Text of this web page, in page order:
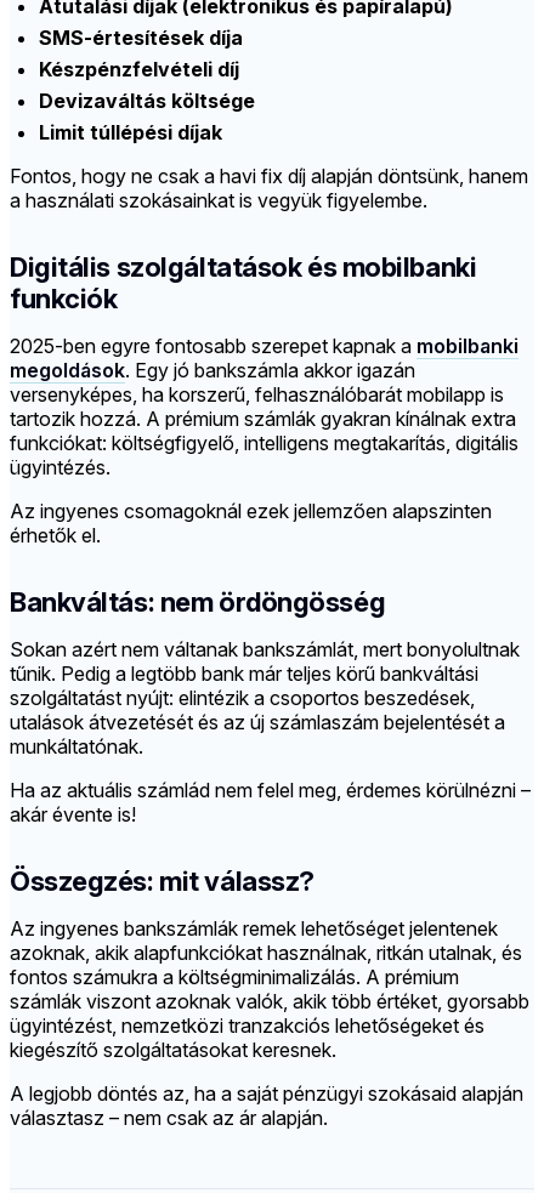
Átutalási díjak (elektronikus és papíralapú)
SMS-értesítések díja
Készpénzfelvételi díj
Devizaváltás költsége
Limit túllépési díjak
Fontos, hogy ne csak a havi fix díj alapján döntsünk, hanem
a használati szokásainkat is vegyük figyelembe.
Digitális szolgáltatások és mobilbanki
funkciók
2025-ben egyre fontosabb szerepet kapnak a mobilbanki
megoldások. Egy jó bankszámla akkor igazán
versenyképes, ha korszerű, felhasználóbarát mobilapp is
tartozik hozzá. A prémium számlák gyakran kínálnak extra
funkciókat: költségfigyelő, intelligens megtakarítás, digitális
ügyintézés.
Az ingyenes csomagoknál ezek jellemzően alapszinten
érhetők el.
Bankváltás: nem ördöngösség
Sokan azért nem váltanak bankszámlát, mert bonyolultnak
tűnik. Pedig a legtöbb bank már teljes körű bankváltási
szolgáltatást nyújt: elintézik a csoportos beszedések,
utalások átvezetését és az új számlaszám bejelentését a
munkáltatónak.
Ha az aktuális számlád nem felel meg, érdemes körülnézni –
akár évente is!
Összegzés: mit válassz?
Az ingyenes bankszámlák remek lehetőséget jelentenek
azoknak, akik alapfunkciókat használnak, ritkán utalnak, és
fontos számukra a költségminimalizálás. A prémium
számlák viszont azoknak valók, akik több értéket, gyorsabb
ügyintézést, nemzetközi tranzakciós lehetőségeket és
kiegészítő szolgáltatásokat keresnek.
A legjobb döntés az, ha a saját pénzügyi szokásaid alapján
választasz – nem csak az ár alapján.